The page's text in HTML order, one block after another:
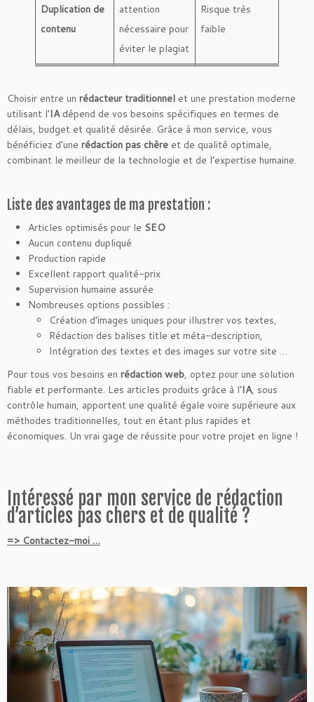
Duplication de
contenu
attention
nécessaire pour
éviter le plagiat
Risque très
faible
Choisir entre un rédacteur traditionnel et une prestation moderne
utilisant l’IAdépend de vos besoins spécifiques en termes de
délais, budget et qualité désirée. Grâce à mon service, vous
bénéficiez d’une rédaction pas chère et de qualité optimale,
combinant le meilleur de la technologie et de l’expertise humaine.
Liste des avantages de ma prestation :
Articles optimisés pour le SEO
Aucun contenu dupliqué
Production rapide
Excellent rapport qualité-prix
Supervision humaine assurée
Nombreuses options possibles :
Création d’images uniques pour illustrer vos textes,
Rédaction des balises title et méta-description,
Intégration des textes et des images sur votre site …
Pour tous vos besoins en rédaction web, optez pour une solution
fiable et performante. Les articles produits grâce à l’IA, sous
contrôle humain, apportent une qualité égale voire supérieure aux
méthodes traditionnelles, tout en étant plus rapides et
économiques. Un vrai gage de réussite pour votre projet en ligne !
Intéressé par mon service de rédaction
d’articles pas chers et de qualité ?
=> Contactez-moi …